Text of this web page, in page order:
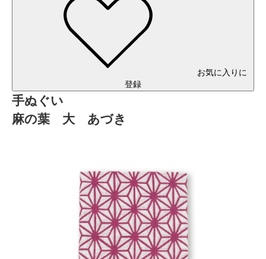
お気に入りに
登録
手ぬぐい
麻の葉 大 あづき